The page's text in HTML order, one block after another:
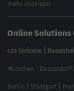
Website SEO Check
feed2content.ai
In ChatGPT
Linkbuilding 2025
Local SEO
SEO für Online
mehr anzeigen
Online Solutions
c/o Unicorn |
München Düsseldorf|
Berlin Stuttgart